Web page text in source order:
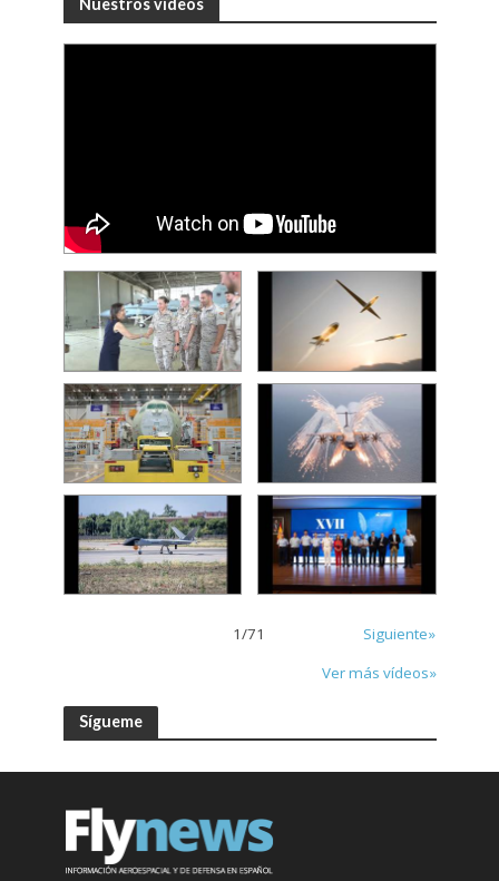
Nuestros videos
1/71
Siguiente»
Ver más vídeos»
Sígueme